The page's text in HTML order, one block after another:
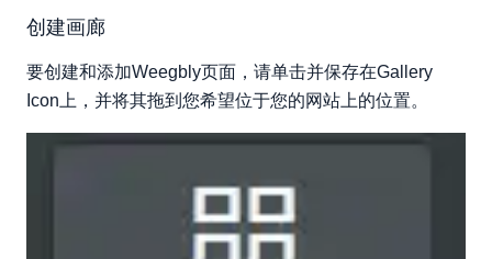
创建画廊
要创建和添加Weegbly页面，请单击并保存在Gallery
Icon上，并将其拖到您希望位于您的网站上的位置。